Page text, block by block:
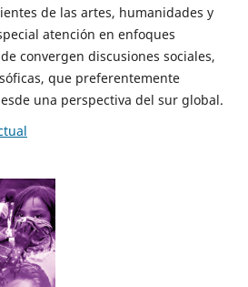
de las artes, humanidades y
atención en enfoques
convergen discusiones sociales,
que preferentemente
una perspectiva del sur global.